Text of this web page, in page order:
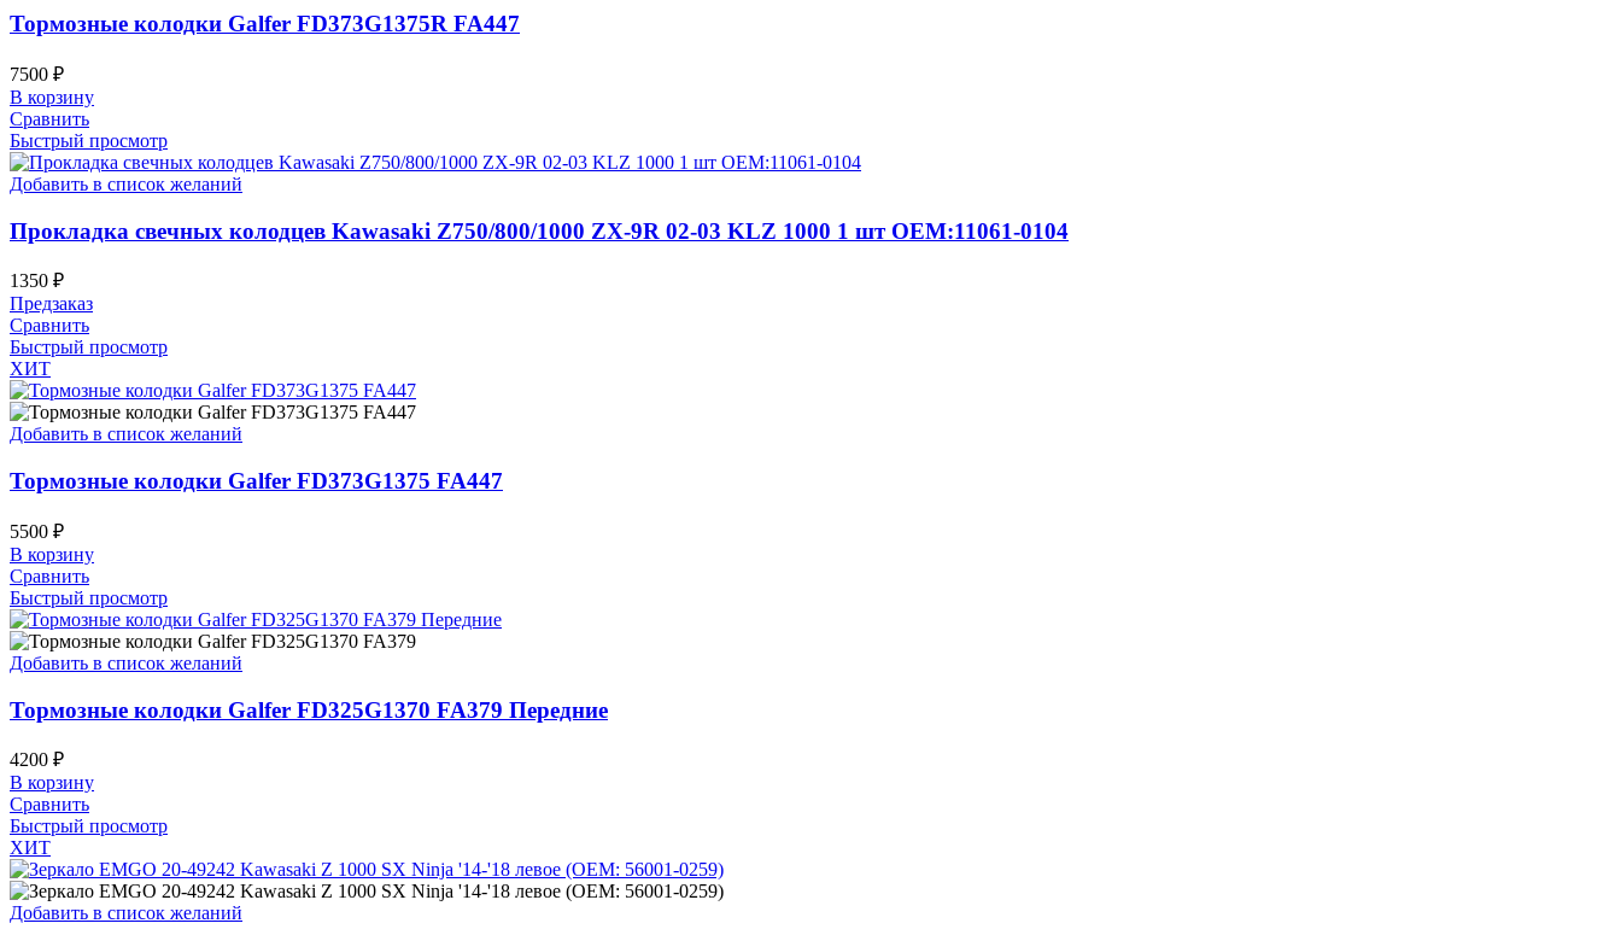
Тормозные колодки Galfer FD373G1375R FA447
7500 ₽
В корзину
Сравнить
Быстрый просмотр
Добавить в список желаний
Прокладка свечных колодцев Kawasaki Z750/800/1000 ZX-9R 02-03 KLZ 1000 1 шт OEM:11061-0104
1350 ₽
Предзаказ
Сравнить
Быстрый просмотр
ХИТ
Добавить в список желаний
Тормозные колодки Galfer FD373G1375 FA447
5500 ₽
В корзину
Сравнить
Быстрый просмотр
Добавить в список желаний
Тормозные колодки Galfer FD325G1370 FA379 Передние
4200 ₽
В корзину
Сравнить
Быстрый просмотр
ХИТ
Добавить в список желаний